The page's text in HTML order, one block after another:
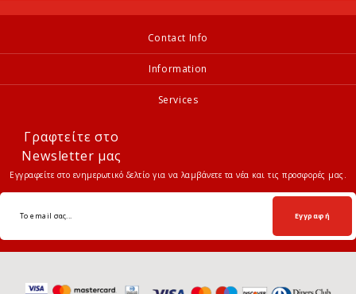
Contact Info
Information
Services
Γραφτείτε στο
Newsletter μας
Εγγραφείτε στο ενημερωτικό δελτίο για να λαμβάνετε τα νέα και τις προσφορές μας.
Εγγραφή